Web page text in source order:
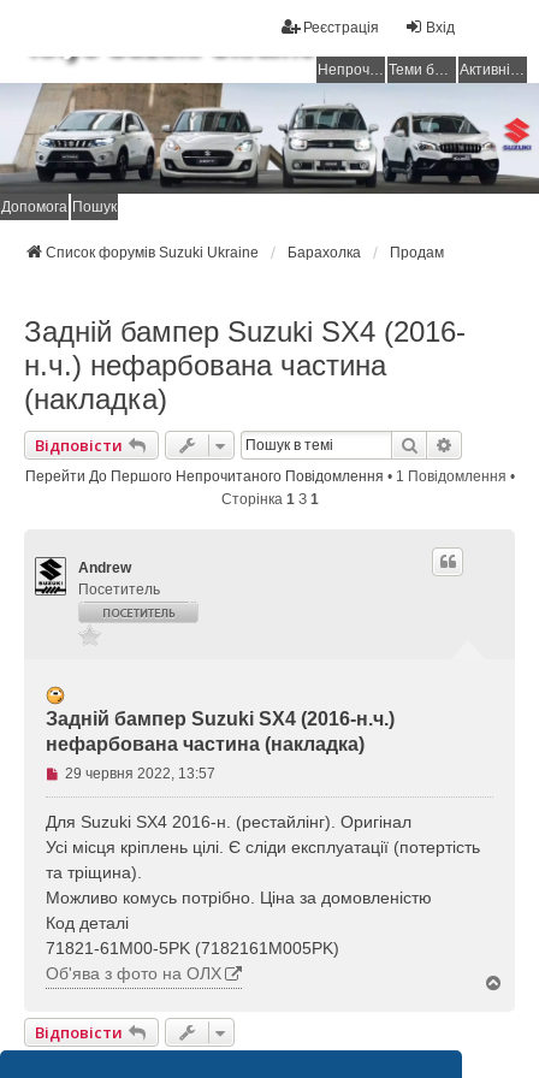
Вхід
Реєстрація
Непрочитані повідомлення Теми без відповідей Активні теми
Клуб Suzuki Ukraine
Допомога Пошук
Список форумів Suzuki Ukraine Барахолка Продам
Задній бампер Suzuki SX4 (2016-
н.ч.) нефарбована частина
(накладка)
Відповісти Пошук
Перейти До Першого Непрочитаного Повідомлення • 1 Повідомлення •
Сторінка 1З 1
Andrew
Посетитель
Задній бампер Suzuki SX4 (2016-н.ч.)
нефарбована частина (накладка)
Н
е
о
ч
и
т
а
н
е
о
в
29 червня 2022, 13:57
Для Suzuki SX4 2016-н. (рестайлінг). Оригінал
Усі місця кріплень цілі. Є сліди експлуатації (потертість
та тріщина).
Можливо комусь потрібно. Ціна за домовленістю
Код деталі
71821-61M00-5PK (7182161M005PK)
Об'ява з фото на ОЛХ
Відповісти